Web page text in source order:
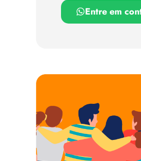
Entre em